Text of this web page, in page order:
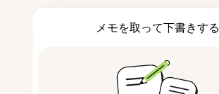
メモを取って下書きする